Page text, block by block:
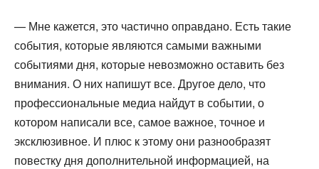
— Мне кажется, это частично оправдано. Есть такие
события, которые являются самыми важными
событиями дня, которые невозможно оставить без
внимания. О них напишут все. Другое дело, что
профессиональные медиа найдут в событии, о
котором написали все, самое важное, точное и
эксклюзивное. И плюс к этому они разнообразят
повестку дня дополнительной информацией, на